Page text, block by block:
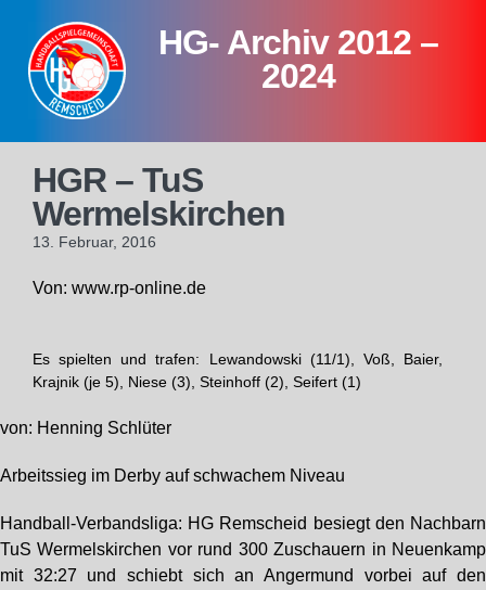
content
HG- Archiv 2012 –
2024
HGR – TuS
Wermelskirchen
13. Februar, 2016
Von: www.rp-online.de
Es spielten und trafen: Lewandowski (11/1), Voß, Baier,
Krajnik (je 5), Niese (3), Steinhoff (2), Seifert (1)
von: Henning Schlüter
Arbeitssieg im Derby auf schwachem Niveau
Handball-Verbandsliga: HG Remscheid besiegt den Nachbarn
TuS Wermelskirchen vor rund 300 Zuschauern in Neuenkamp
mit 32:27 und schiebt sich an Angermund vorbei auf den